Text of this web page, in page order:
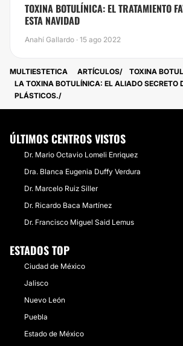
TOXINA BOTULÍNICA: EL TRATAMIENTO
ESTA NAVIDAD
Anahí Gallardo · 15 ago 2022
MULTIESTETICA ARTÍCULOS
TOXINA
LA TOXINA BOTULÍNICA: EL ALIADO SECRETO
PLÁSTICOS.
ÚLTIMOS CENTROS VISTOS
Dr. Mario Octavio Lomeli Enriquez
Dra. Blanca Eugenia Duffy Verdura
Dr. Marcelo Ruiz Siller
Dr. Ricardo Baca Martínez
Dr. Francisco Miguel Said Lemus
ESTADOS TOP
Ciudad de México
Jalisco
Nuevo León
Puebla
Estado de México